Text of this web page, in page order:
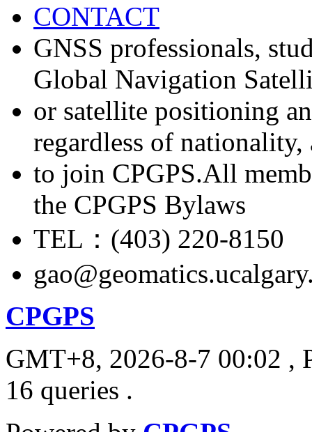
CONTACT
GNSS professionals,
Global Navigation
or satellite positioning
regardless of nationality,
to join CPGPS.All
the CPGPS Bylaws
TEL：(403) 220-8150
CPGPS
GMT+8, 2026-8-7 00:02 ,
16 queries .